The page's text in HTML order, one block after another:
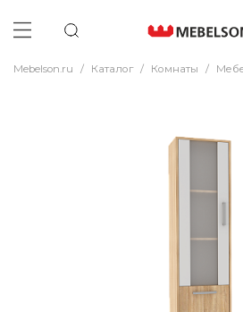
Mebelson.ru / Каталог / Комнаты /